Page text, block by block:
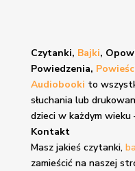
Czytanki, Bajki,
Powiedzenia,
Audiobooki to
słuchania lub
dzieci w każdym wieku
Kontakt
Masz jakieś czytanki,
zamieścić na naszej